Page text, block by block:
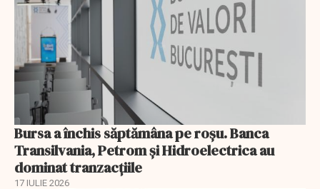
Bursa a închis săptămâna pe roșu. Banca
Transilvania, Petrom și Hidroelectrica au
dominat tranzacțiile
17 IULIE 2026